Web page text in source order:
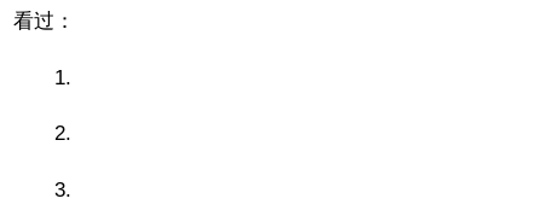
看过：
1.
2.
3.